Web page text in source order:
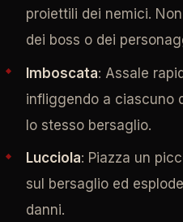
proiettili dei nemici.
dei boss o dei
Imboscata: Assale
infliggendo a ciascuno
lo stesso bersaglio.
Lucciola: Piazza un
sul bersaglio ed
danni.